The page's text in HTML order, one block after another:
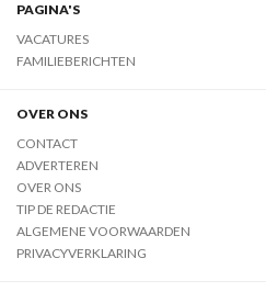
PAGINA'S
VACATURES
FAMILIEBERICHTEN
OVER ONS
CONTACT
ADVERTEREN
OVER ONS
TIP DE REDACTIE
ALGEMENE VOORWAARDEN
PRIVACYVERKLARING